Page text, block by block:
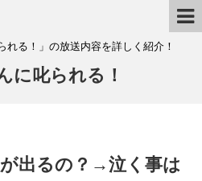
れる！」の放送内容を詳しく紹介！
に叱られる！
出るの？→泣く事は